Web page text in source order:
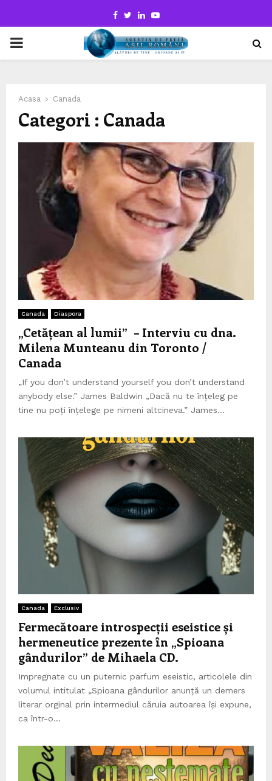
Facebook
TwitterLinkedinYoutube
PRIMARY
Acasa Canada
Categori : Canada
Canada Diaspora
„Cetățean al lumii” – Interviu cu dna.
Milena Munteanu din Toronto /
Canada
„If you don’t understand yourself you don’t understand
anybody else.” James Baldwin „Dacă nu te înțeleg pe
tine nu poți înțelege pe nimeni altcineva.” James...
Canada Exclusiv
Fermecătoare introspecții eseistice și
hermeneutice prezente în „Spioana
gândurilor” de Mihaela CD.
Impregnate cu un puternic parfum eseistic, articolele din
volumul intitulat „Spioana gândurilor anunță un demers
literar orginal prin intermediul căruia autoarea își expune,
ca într-o...